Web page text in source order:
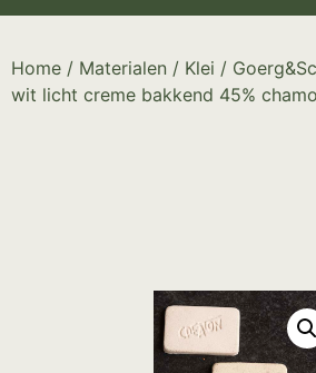
Home / Materialen / Klei /
wit licht creme bakkend 45%